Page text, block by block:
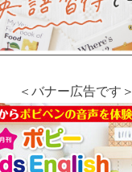
＜バナー広告です＞